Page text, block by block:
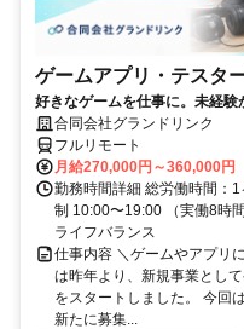
ゲームアプリ・テスタ
好きなゲームを仕事に。未経
合同会社グランドリンク
フルリモート
月給270,000円～360,000円
勤務時間詳細 総労働時間：
制 10:00〜19:00 （実働8時
ライフバランス
仕事内容 ＼ゲームやアプリ
は昨年より、新規事業とし
をスタートしました。 今回
新たに募集...